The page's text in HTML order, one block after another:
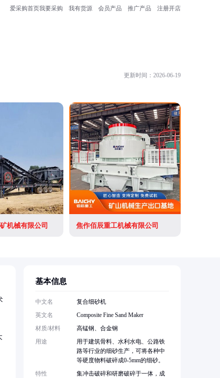
爱采购首页我要采购 我有货源 会员产品 推广产品 注册开店
更新时间：2026-06-19
机械有限公司 焦作佰辰重工机械有限公司
基本信息
中文名
复合细砂机
英文名
Composite Fine Sand Maker
材质/材料
高锰钢、合金钢
用途
用于建筑骨料、水利水电、公路铁
路等行业的细砂生产，可将各种中
等硬度物料破碎成0-5mm的细砂。
特性
集冲击破碎和研磨破碎于一体，成